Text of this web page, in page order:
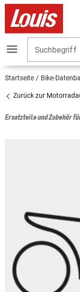
Suchbegriff
Startseite Bike-
Zurück zur
Ersatzteile und Zubehör